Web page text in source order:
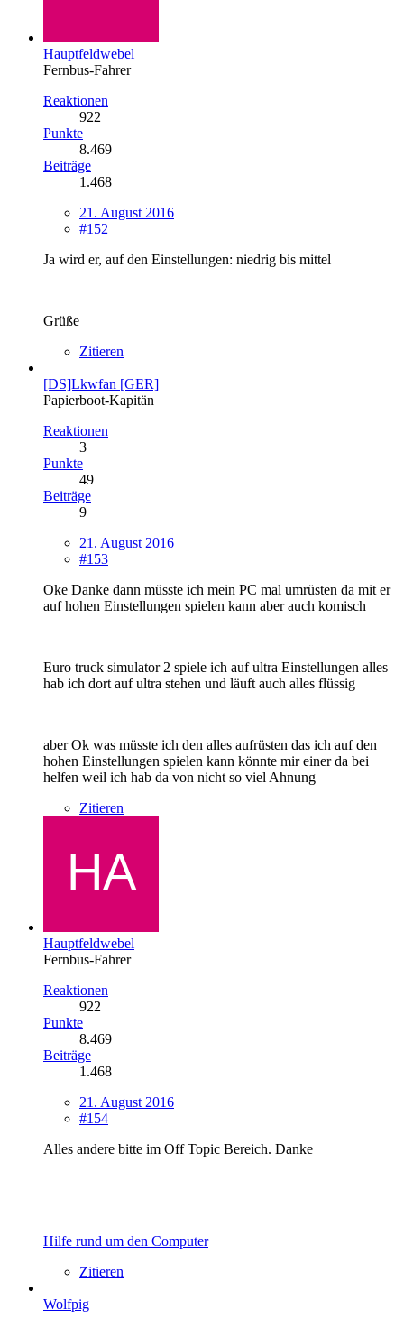
Hauptfeldwebel
Fernbus-Fahrer
Reaktionen
922
Punkte
8.469
Beiträge
1.468
21. August 2016
#152
Ja wird er, auf den Einstellungen: niedrig bis mittel
Grüße
Zitieren
[DS]Lkwfan [GER]
Papierboot-Kapitän
Reaktionen
3
Punkte
49
Beiträge
9
21. August 2016
#153
Oke Danke dann müsste ich mein PC mal umrüsten da mit er
auf hohen Einstellungen spielen kann aber auch komisch
Euro truck simulator 2 spiele ich auf ultra Einstellungen alles
hab ich dort auf ultra stehen und läuft auch alles flüssig
aber Ok was müsste ich den alles aufrüsten das ich auf den
hohen Einstellungen spielen kann könnte mir einer da bei
helfen weil ich hab da von nicht so viel Ahnung
Zitieren
Hauptfeldwebel
Fernbus-Fahrer
Reaktionen
922
Punkte
8.469
Beiträge
1.468
21. August 2016
#154
Alles andere bitte im Off Topic Bereich. Danke
Hilfe rund um den Computer
Zitieren
Wolfpig